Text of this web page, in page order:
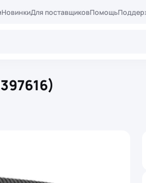
НовинкиДля поставщиковПомощь